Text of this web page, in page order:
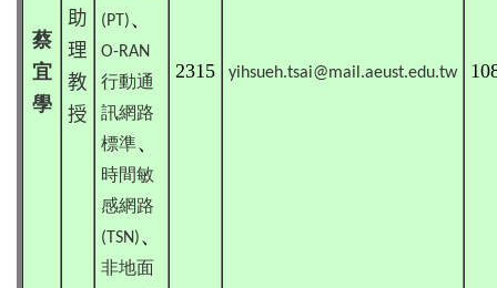
蔡
宜
學
助
理
教
授
(PT)、
O-RAN
行動通
訊網路
標準、
時間敏
感網路
(TSN)、
非地面
2315 yihsueh.tsai@mail.aeust.edu.tw